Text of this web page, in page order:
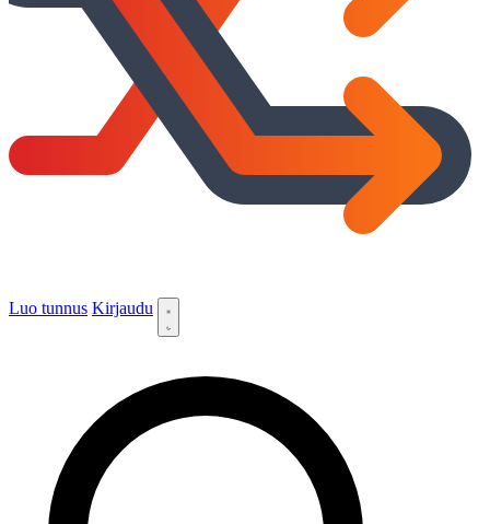
Luo tunnus Kirjaudu